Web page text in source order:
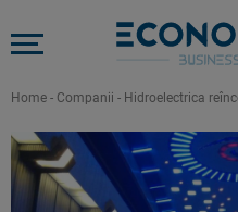
Home - Companii - Hidroelectrica